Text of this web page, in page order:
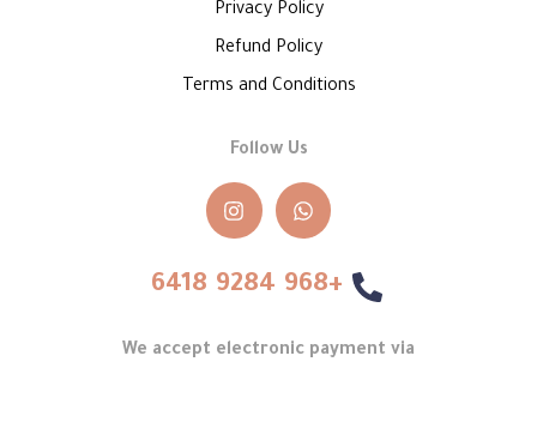
Privacy Policy
Refund Policy
Terms and Conditions
Follow Us
+968 9284 6418
We accept electronic payment via